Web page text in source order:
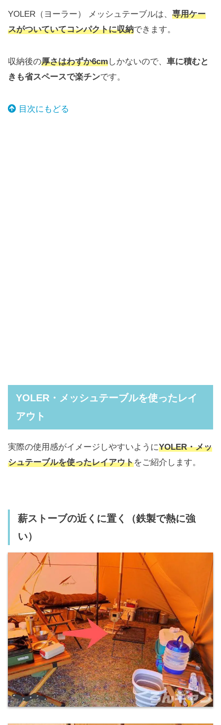
YOLER（ヨーラー） メッシュテーブルは、 専用ケー
スがついていてコンパクトに収納できます。
収納後の厚さはわずか6cmしかないので、 車に積むと
きも省スペースで楽チンです。
目次にもどる
YOLER・メッシュテーブルを使ったレイ
アウト
実際の使用感がイメージしやすいようにYOLER・メッ
シュテーブルを使ったレイアウトをご紹介します。
薪ストーブの近くに置く（鉄製で熱に強
い）